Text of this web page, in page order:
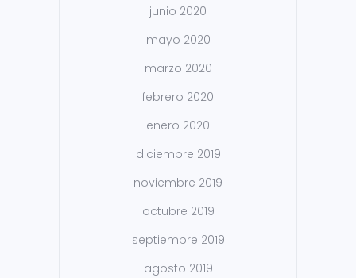
junio 2020
mayo 2020
marzo 2020
febrero 2020
enero 2020
diciembre 2019
noviembre 2019
octubre 2019
septiembre 2019
agosto 2019